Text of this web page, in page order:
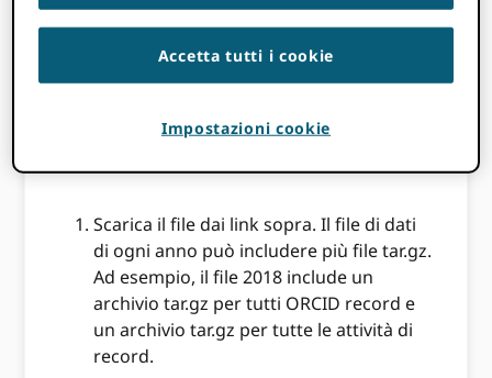
Conversione XML-JSON: Dal 2018 il file
Continua a leggere per sapere come
generare versioni JSON del file.
Processo
Scarica il file dai link sopra. Il file di dati
di ogni anno può includere più file tar.gz.
Ad esempio, il file 2018 include un
archivio tar.gz per tutti ORCID record e
un archivio tar.gz per tutte le attività di
record.
Accetta tutti i cookie
Impostazioni cookie